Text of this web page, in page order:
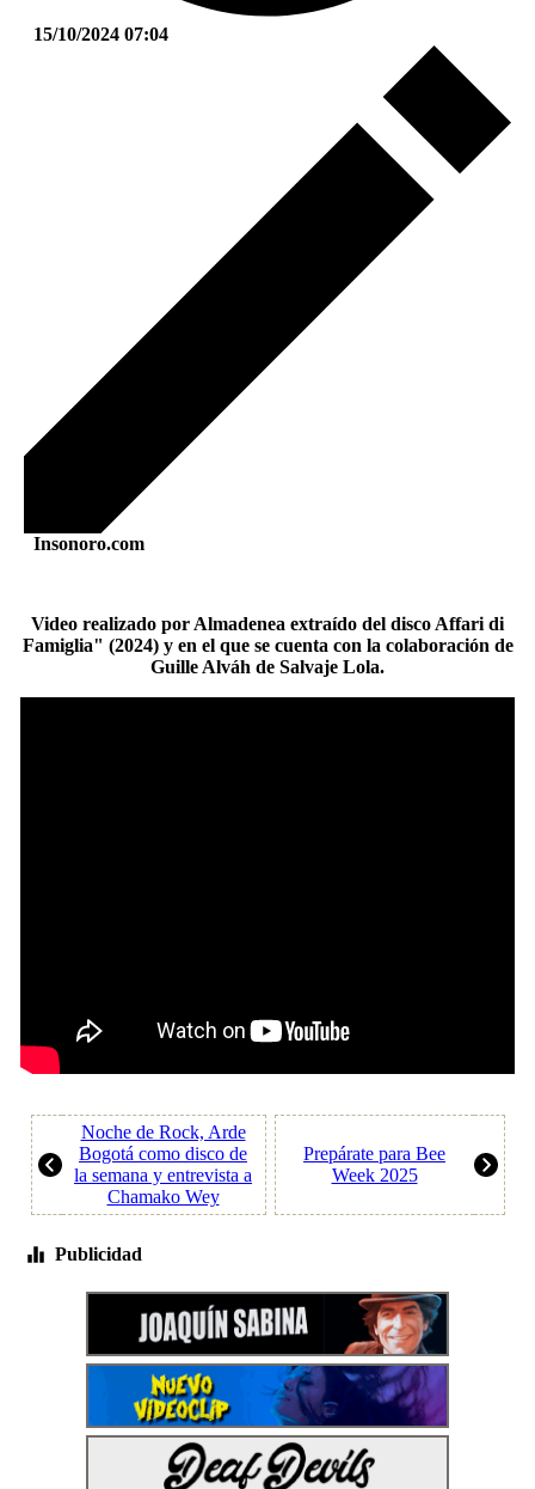
15/10/2024 07:04
Insonoro.com
Video realizado por Almadenea extraído del disco Affari di
Famiglia" (2024) y en el que se cuenta con la colaboración de
Guille Alváh de Salvaje Lola.
Noche de Rock, Arde
Bogotá como disco de
la semana y entrevista a
Chamako Wey
Prepárate para Bee
Week 2025
Publicidad